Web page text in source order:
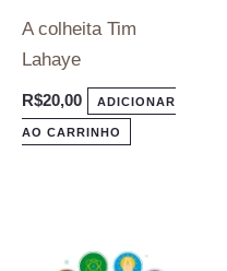
A colheita Tim
Lahaye
R$20,00 ADICIONAR
AO CARRINHO